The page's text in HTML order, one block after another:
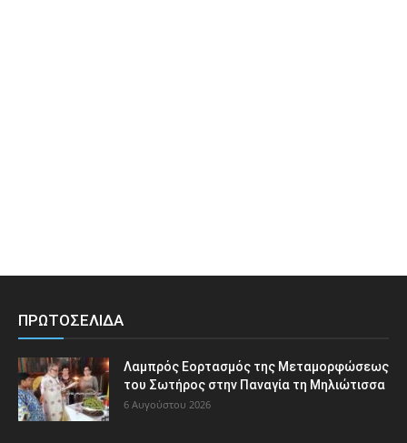
ΠΡΩΤΟΣΕΛΙΔΑ
Λαμπρός Εορτασμός της Μεταμορφώσεως
του Σωτήρος στην Παναγία τη Μηλιώτισσα
6 Αυγούστου 2026